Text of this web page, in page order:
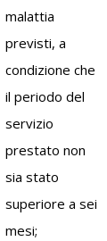
malattia
previsti, a
condizione che
il periodo del
servizio
prestato non
sia stato
superiore a sei
mesi;